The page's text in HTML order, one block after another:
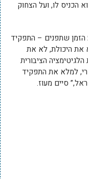
הכניס לו, ועל הצחוק
הזמן שתפנים – התפקיד
את היכולת, לא את
הציבורית
למלא את התפקיד
סיים מעוז.